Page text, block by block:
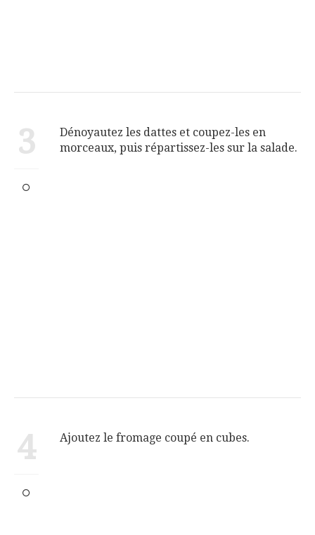
3
Dénoyautez les dattes et coupez-les en
morceaux, puis répartissez-les sur la salade.
4 Ajoutez le fromage coupé en cubes.